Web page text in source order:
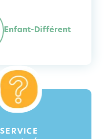
Enfant-Différent
SERVICE